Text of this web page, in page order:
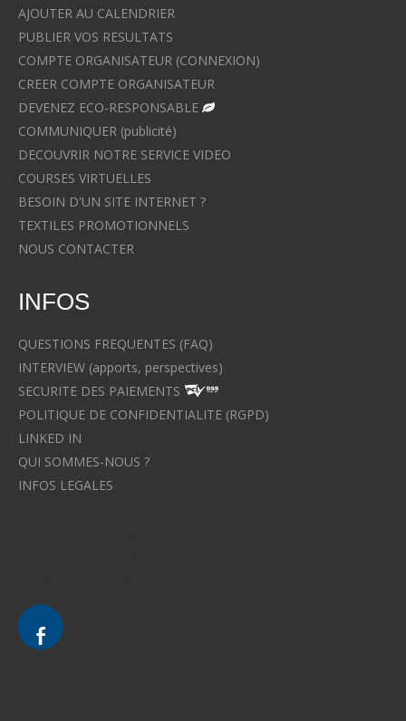
AJOUTER AU CALENDRIER
PUBLIER VOS RESULTATS
COMPTE ORGANISATEUR (CONNEXION)
CREER COMPTE ORGANISATEUR
DEVENEZ ECO-RESPONSABLE
COMMUNIQUER (publicité)
DECOUVRIR NOTRE SERVICE VIDEO
COURSES VIRTUELLES
BESOIN D'UN SITE INTERNET ?
TEXTILES PROMOTIONNELS
NOUS CONTACTER
INFOS
QUESTIONS FREQUENTES (FAQ)
INTERVIEW (apports, perspectives)
SECURITE DES PAIEMENTS
POLITIQUE DE CONFIDENTIALITE (RGPD)
LINKED IN
QUI SOMMES-NOUS ?
INFOS LEGALES